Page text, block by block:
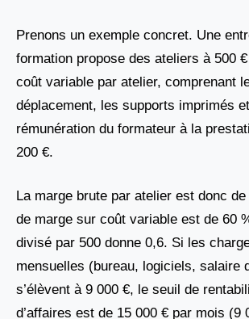
Prenons un exemple concret. Une
formation propose des ateliers à 500 €
coût variable par atelier, comprenant
déplacement, les supports imprimés
rémunération du formateur à la
200 €.
La marge brute par atelier est donc
de marge sur coût variable est de 60
divisé par 500 donne 0,6. Si les
mensuelles (bureau, logiciels, salaire
s’élèvent à 9 000 €, le seuil de
d’affaires est de 15 000 € par mois (9